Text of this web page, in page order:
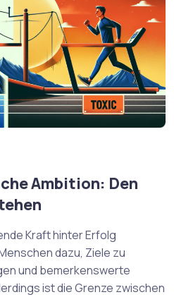
Ambition: Den
Kraft hinter Erfolg
dazu, Ziele zu
und bemerkenswerte
ist die Grenze zwischen